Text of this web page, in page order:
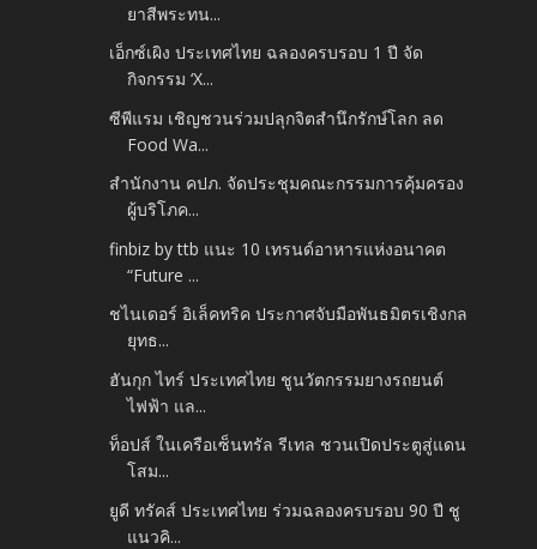
ยาสีพระทน...
เอ็กซ์เผิง ประเทศไทย ฉลองครบรอบ 1 ปี จัด
กิจกรรม ‘X...
ซีพีแรม เชิญชวนร่วมปลุกจิตสำนึกรักษ์โลก ลด
Food Wa...
สำนักงาน คปภ. จัดประชุมคณะกรรมการคุ้มครอง
ผู้บริโภค...
finbiz by ttb แนะ 10 เทรนด์อาหารแห่งอนาคต
“Future ...
ชไนเดอร์ อิเล็คทริค ประกาศจับมือพันธมิตรเชิงกล
ยุทธ...
ฮันกุก ไทร์ ประเทศไทย ชูนวัตกรรมยางรถยนต์
ไฟฟ้า แล...
ท็อปส์ ในเครือเซ็นทรัล รีเทล ชวนเปิดประตูสู่แดน
โสม...
ยูดี ทรัคส์ ประเทศไทย ร่วมฉลองครบรอบ 90 ปี ชู
แนวคิ...